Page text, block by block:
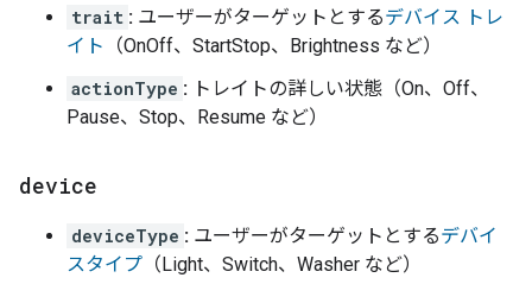
trait : ユーザーがターゲットとするデバイス トレ
イト
（OnOff、StartStop、Brightness など）
actionType : トレイトの詳しい状態（On、Off、
Pause、Stop、Resume など）
device
deviceType : ユーザーがターゲットとするデバイ
スタイプ （Light、Switch、Washer など）